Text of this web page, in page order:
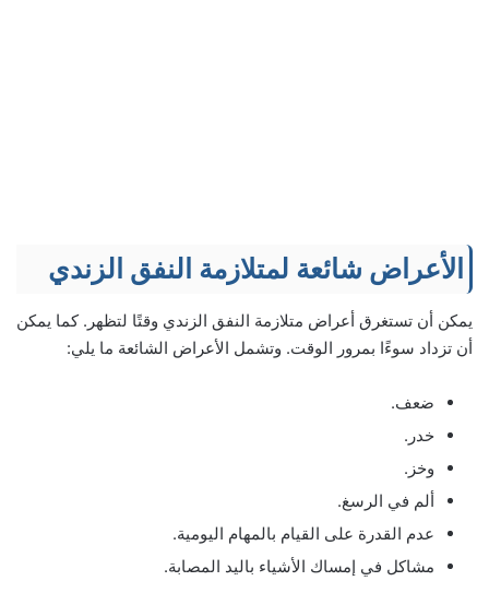
الأعراض شائعة لمتلازمة النفق الزندي
يمكن أن تستغرق أعراض متلازمة النفق الزندي وقتًا لتظهر. كما يمكن
أن تزداد سوءًا بمرور الوقت. وتشمل الأعراض الشائعة ما يلي:
ضعف.
خدر.
وخز.
ألم في الرسغ.
عدم القدرة على القيام بالمهام اليومية.
مشاكل في إمساك الأشياء باليد المصابة.